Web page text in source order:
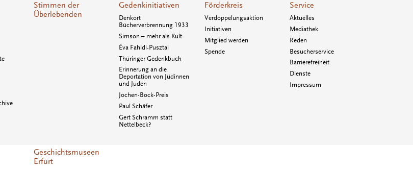
Stimmen der
Überlebenden
Gedenkinitiativen
Denkort
Bücherverbrennung 1933
Simson – mehr als Kult
Éva Fahidi-Pusztai
Thüringer Gedenkbuch
Erinnerung an die
Deportation von Jüdinnen
und Juden
Jochen-Bock-Preis
Paul Schäfer
Gert Schramm statt
Nettelbeck?
Förderkreis
Verdoppelungsaktion
Initiativen
Mitglied werden
Spende
Service
Aktuelles
Mediathek
Reden
Besucherservice
Barrierefreiheit
Dienste
Impressum
Geschichtsmuseen
Erfurt